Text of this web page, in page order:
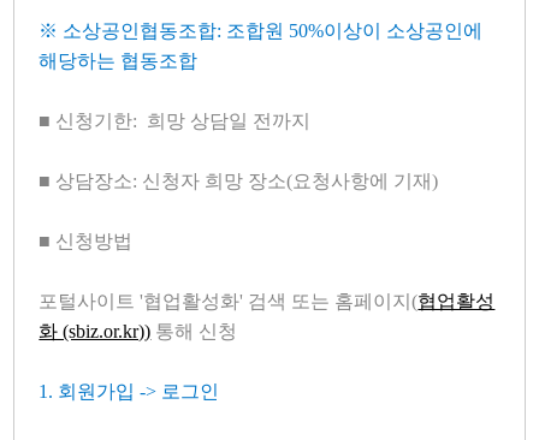
※ 소상공인협동조합: 조합원 50%이상이 소상공인에
해당하는 협동조합
■ 신청기한: 희망 상담일 전까지
■ 상담장소: 신청자 희망 장소(요청사항에 기재)
■ 신청방법
포털사이트'협업활성화' 검색 또는 홈페이지(협업활성
화 (sbiz.or.kr)) 통해 신청
1. 회원가입-> 로그인